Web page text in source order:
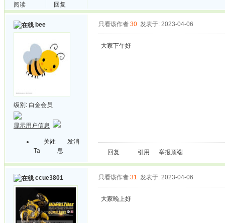
阅读
回复
bee
级别: 白金会员
显示用户信息
关注
Ta
发消
息
只看该作者 30 发表于: 2023-04-06
大家下午好
回复 引用 举报顶端
ccue3801 只看该作者 31 发表于: 2023-04-06
大家晚上好